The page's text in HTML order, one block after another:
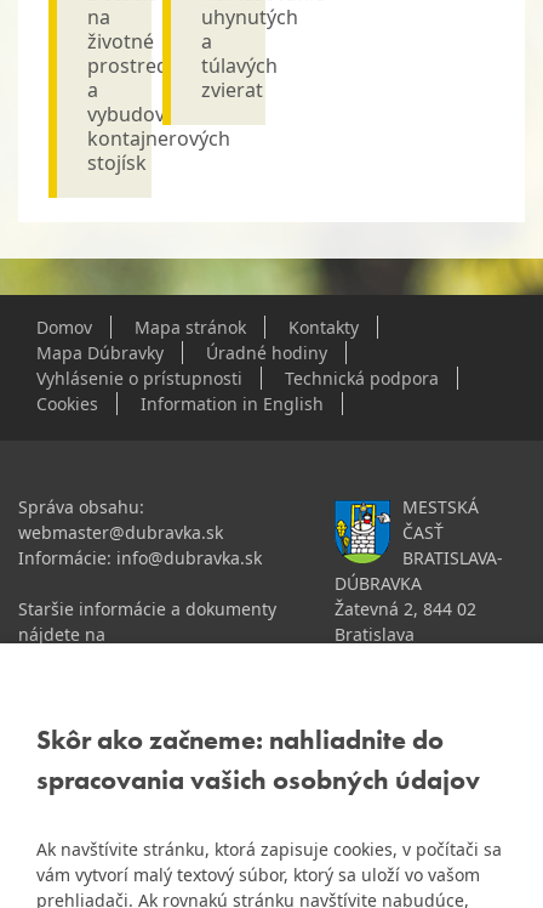
Skôr ako začneme: nahliadnite do
spracovania vašich osobných údajov
Ak navštívite stránku, ktorá zapisuje cookies, v počítači sa
vám vytvorí malý textový súbor, ktorý sa uloží vo vašom
prehliadači. Ak rovnakú stránku navštívite nabudúce,
na
životné
prostredie
a
vybudovanie
kontajnerových
stojísk
uhynutých
a
túlavých
zvierat
Domov Mapa stránok
Kontakty
Mapa Dúbravky
Úradné hodiny
Vyhlásenie o prístupnosti
Technická podpora
Cookies
Information in English
Správa obsahu:
webmaster@dubravka.sk
Informácie: info@dubravka.sk
Staršie informácie a dokumenty
nájdete na
Naša mestská časť získala 3.
samospráv za rok 2020
MESTSKÁ
ČASŤ
BRATISLAVA-
DÚBRAVKA
Žatevná 2, 844 02
Bratislava
DIČ: 2020919120
IČ DPH: Nie sme platca
DPH
Bankové spojenie:
Všeobecná úverová banka,
a.s., Mlynské nivy 1, 829 90